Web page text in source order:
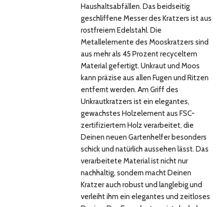
Haushaltsabfällen. Das beidseitig
geschliffene Messer des Kratzers ist aus
rostfreiem Edelstahl. Die
Metallelemente des Mooskratzers sind
aus mehr als 45 Prozent recyceltem
Material gefertigt. Unkraut und Moos
kann präzise aus allen Fugen und Ritzen
entfernt werden. Am Griff des
Unkrautkratzers ist ein elegantes,
gewachstes Holzelement aus FSC-
zertifiziertem Holz verarbeitet, die
Deinen neuen Gartenhelfer besonders
schick und natürlich aussehen lässt. Das
verarbeitete Material ist nicht nur
nachhaltig, sondern macht Deinen
Kratzer auch robust und langlebig und
verleiht ihm ein elegantes und zeitloses